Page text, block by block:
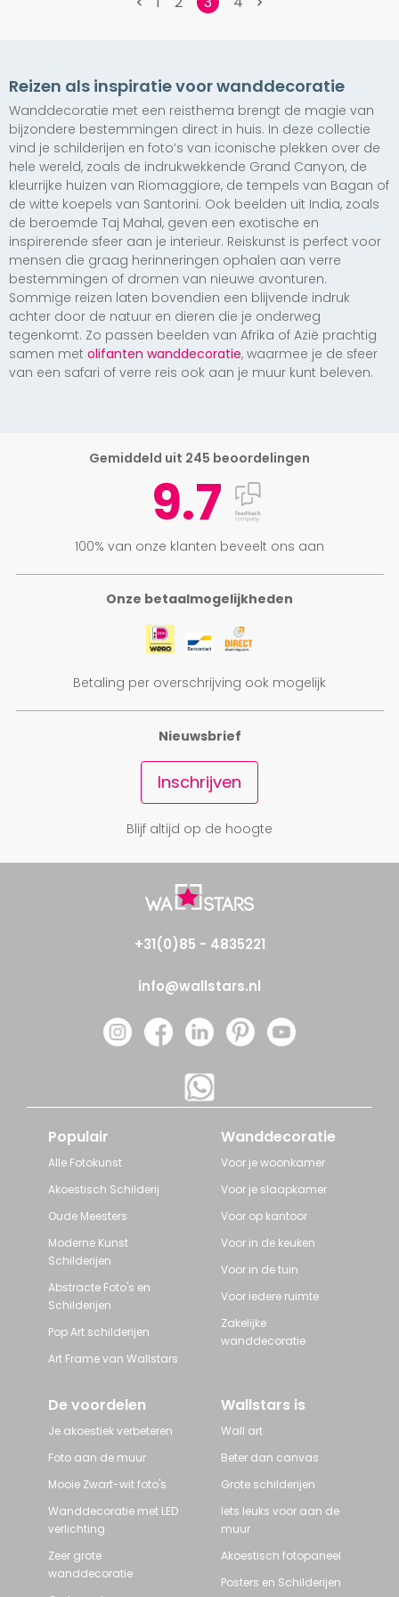
Exclusief
Mathers Point
vanaf € 147,50
Foggy
Tuscany, Siena
vanaf € 147,50
Old Friends
vanaf € 147,50
Exclusief
Kenya sunset
vanaf € 147,50
Exclusief
Buddha up
close
vanaf € 147,50
Exclusief
Death Valley
vanaf € 147,50
Exclusief
Machu Picchu,
Peru
vanaf € 170,00
Exclusief
VW Beatle in
Mexico
vanaf € 147,50
Serengeti
Sunset
vanaf € 147,50
Amboseli
Sunset
vanaf € 147,50
Exclusief
Night Market,
Thailand
vanaf € 147,50
Sunset in Caïro
vanaf € 147,50
Exclusief
Leerlooierij,
Marokko
vanaf € 147,50
Exclusief
Ming Dynasty
Buddha
vanaf € 147,50
Exclusief
Patterns
vanaf € 147,50
Hawksbill Turtle
vanaf € 147,50
Exclusief
Late for diner
vanaf € 147,50
Historische
tram in
Istanbul
vanaf € 147,50
Where to go,
Istanbul
vanaf € 147,50
Reizen als inspiratie voor wanddecoratie
Wanddecoratie met een reisthema brengt de magie van
bijzondere bestemmingen direct in huis. In deze collectie
vind je schilderijen en foto’s van iconische plekken over de
hele wereld, zoals de indrukwekkende Grand Canyon, de
kleurrijke huizen van Riomaggiore, de tempels van Bagan of
de witte koepels van Santorini. Ook beelden uit India, zoals
de beroemde Taj Mahal, geven een exotische en
inspirerende sfeer aan je interieur. Reiskunst is perfect voor
mensen die graag herinneringen ophalen aan verre
bestemmingen of dromen van nieuwe avonturen.
Sommige reizen laten bovendien een blijvende indruk
achter door de natuur en dieren die je onderweg
tegenkomt. Zo passen beelden van Afrika of Azië prachtig
samen met olifanten wanddecoratie, waarmee je de sfeer
van een safari of verre reis ook aan je muur kunt beleven.
Onze betaalmogelijkheden
Betaling per overschrijving ook mogelijk
Gemiddeld uit 245 beoordelingen
9.7
100% van onze klanten beveelt ons aan
Nieuwsbrief
Inschrijven
Blijf altijd op de hoogte
+31(0)85 - 4835221
info@wallstars.nl
Populair
Alle Fotokunst
Akoestisch Schilderij
Oude Meesters
Moderne Kunst
Schilderijen
Abstracte Foto's en
Schilderijen
Pop Art schilderijen
Art Frame van Wallstars
Wanddecoratie
Voor je woonkamer
Voor je slaapkamer
Voor op kantoor
Voor in de keuken
Voor in de tuin
Voor iedere ruimte
Zakelijke
wanddecoratie
De voordelen
Je akoestiek verbeteren
Foto aan de muur
Mooie Zwart-wit foto's
Wanddecoratie met LED
verlichting
Zeer grote
wanddecoratie
Wallstars is
Wall art
Beter dan canvas
Grote schilderijen
Iets leuks voor aan de
muur
Akoestisch fotopaneel
Posters en Schilderijen